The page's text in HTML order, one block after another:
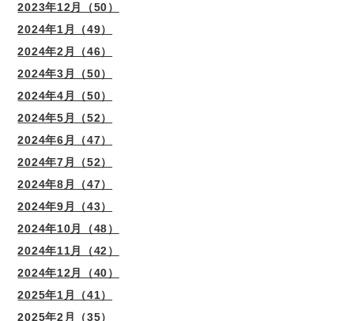
2023年12月（50）
2024年1月（49）
2024年2月（46）
2024年3月（50）
2024年4月（50）
2024年5月（52）
2024年6月（47）
2024年7月（52）
2024年8月（47）
2024年9月（43）
2024年10月（48）
2024年11月（42）
2024年12月（40）
2025年1月（41）
2025年2月（35）